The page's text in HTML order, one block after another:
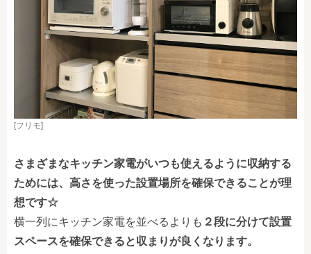
[フリモ]
さまざまなキッチン家電がいつも使えるように収納する
ためには、高さを使った設置場所を確保できることが理
想です☆
横一列にキッチン家電を並べるよりも ２段に分けて設置
スペースを確保できると収まりが良くなります。